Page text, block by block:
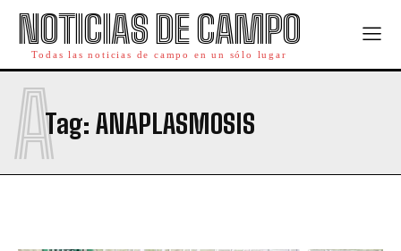
NOTICIAS DE CAMPO
Todas las noticias de campo en un sólo lugar
Tag: ANAPLASMOSIS
A